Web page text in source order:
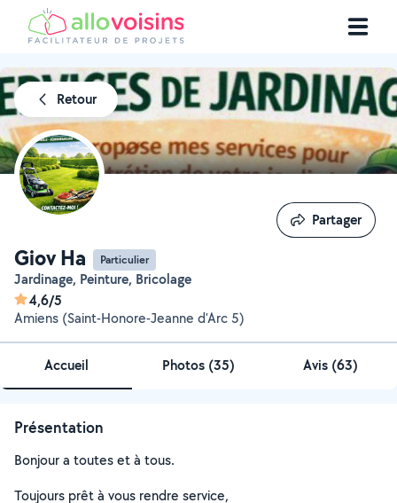
Retour
Giov Ha Particulier
Jardinage, Peinture, Bricolage
4,6/5
Amiens (Saint-Honore-Jeanne d'Arc 5)
Partager
Partager
Accueil Photos (35) Avis (63)
Présentation
Bonjour a toutes et à tous.
Toujours prêt à vous rendre service,